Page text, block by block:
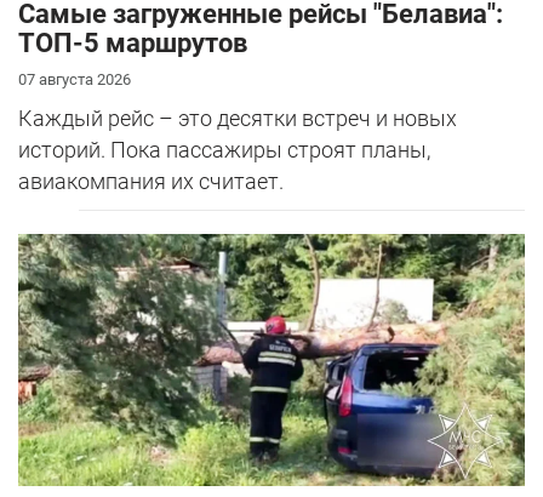
Самые загруженные рейсы "Белавиа":
ТОП-5 маршрутов
07 августа 2026
Каждый рейс – это десятки встреч и новых
историй. Пока пассажиры строят планы,
авиакомпания их считает.